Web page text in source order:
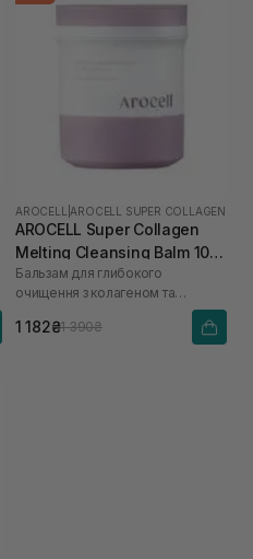
AROCELL AROCELL SUPER COLLAGEN
AROCELL Super Collagen
Melting Cleansing Balm 100
г
Бальзам для глибокого
очищення з колагеном та
1 182₴1 390₴